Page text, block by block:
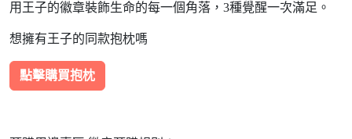
用王子的徽章裝飾生命的每一個角落，3種覺醒一次滿足。
想擁有王子的同款抱枕嗎
點擊購買抱枕